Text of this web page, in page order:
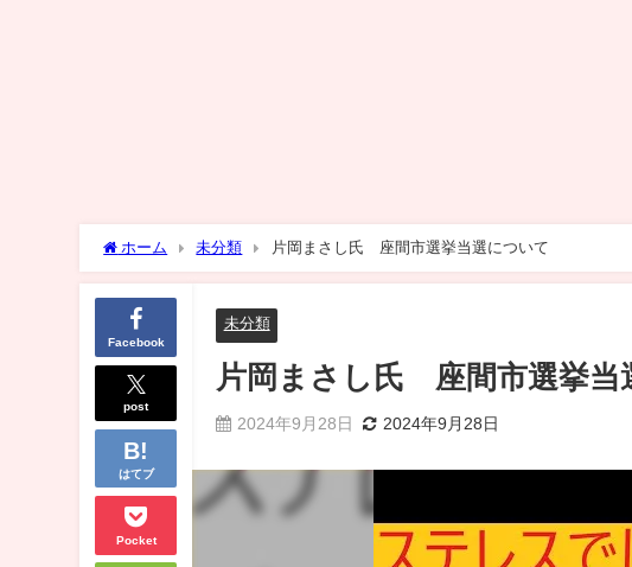
ホーム 未分類 片岡まさし氏 座間市選挙当選について
Facebook
post
はてブ
Pocket
未分類
片岡まさし氏 座間市選挙当
2024年9月28日 2024年9月28日